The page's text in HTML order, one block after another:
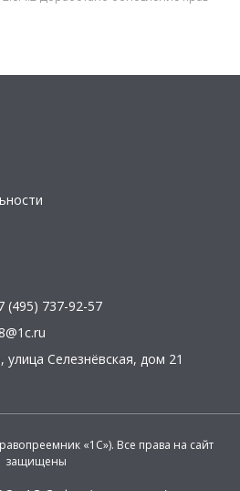
(495) 737-92-57
, улица Селезнёвская, дом 21
«1С»). Все права на сайт
защищены